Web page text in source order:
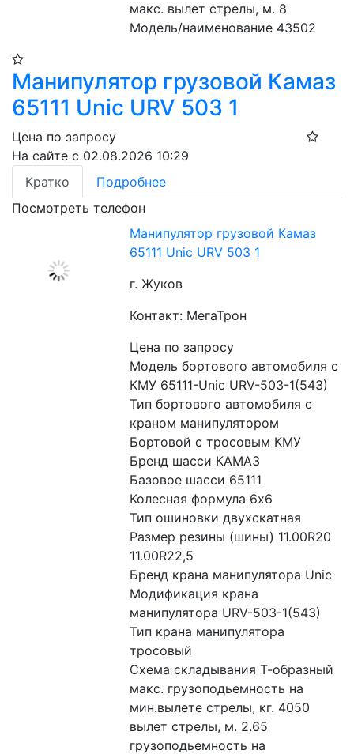
макс. вылет стрелы, м. 8
Модель/наименование 43502
Манипулятор грузовой Камаз
65111 Unic URV 503 1
Цена по запросу
На сайте с 02.08.2026 10:29
Кратко
Подробнее
Посмотреть телефон
Манипулятор грузовой Камаз
65111 Unic URV 503 1
г. Жуков
Контакт: МегаТрон
Цена по запросу
Модель бортового автомобиля с
КМУ 65111-Unic URV-503-1(543)
Тип бортового автомобиля с
краном манипулятором
Бортовой с тросовым КМУ
Бренд шасси КАМАЗ
Базовое шасси 65111
Колесная формула 6x6
Тип ошиновки двухскатная
Размер резины (шины) 11.00R20
11.00R22,5
Бренд крана манипулятора Unic
Модификация крана
манипулятора URV-503-1(543)
Тип крана манипулятора
тросовый
Схема складывания Т-образный
макс. грузоподьемность на
мин.вылете стрелы, кг. 4050
вылет стрелы, м. 2.65
грузоподьемность на